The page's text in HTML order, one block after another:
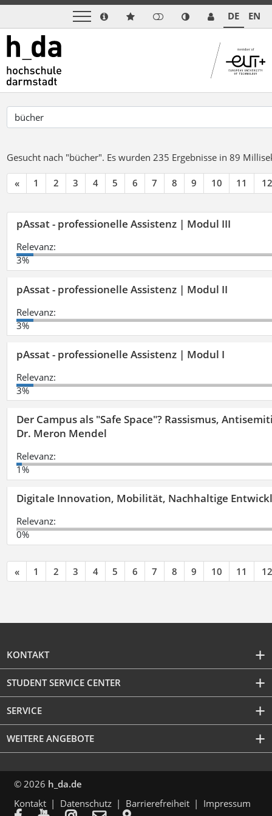
DE EN
Gesucht nach "bücher". Es wurden 235 Ergebnisse in 89
« 1 2 3 4 5 6 7 8 9 10 11 12
pAssat - professionelle Assistenz | Modul III
Relevanz:
3%
pAssat - professionelle Assistenz | Modul II
Relevanz:
3%
pAssat - professionelle Assistenz | Modul I
Relevanz:
3%
Der Campus als "Safe Space"? Rassismus,
Dr. Meron Mendel
Relevanz:
1%
Digitale Innovation, Mobilität, Nachhaltige
Relevanz:
0%
« 1 2 3 4 5 6 7 8 9 10 11 12
KONTAKT
STUDENT SERVICE CENTER
SERVICE
WEITERE ANGEBOTE
© 2026 h_da.de
Kontakt
Datenschutz Barrierefreiheit Impressum